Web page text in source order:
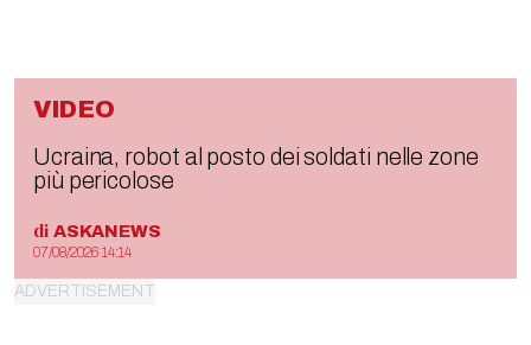
VIDEO
Ucraina, robot al posto dei soldati nelle zone
più pericolose
di ASKANEWS
07/08/2026 14:14